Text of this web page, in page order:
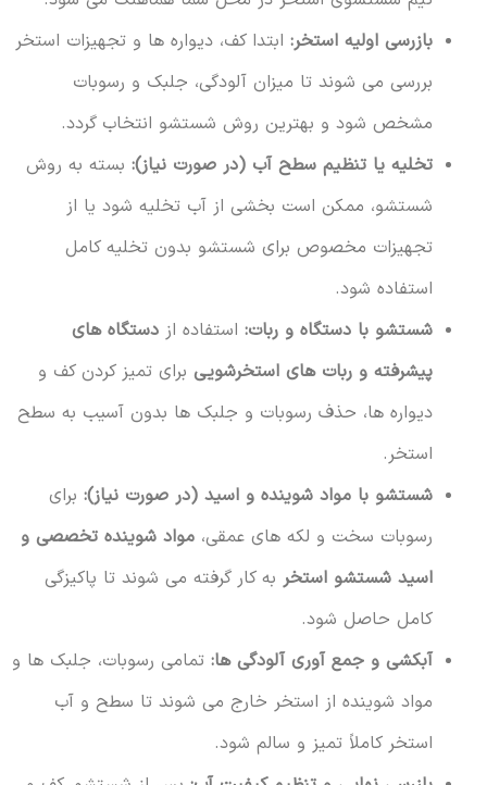
بازرسی اولیه استخر:ابتدا کف، دیواره ها و تجهیزات استخر
بررسی می شوند تا میزان آلودگی، جلبک و رسوبات
مشخص شود و بهترین روش شستشو انتخاب گردد.
تخلیه یا تنظیم سطح آب (در صورت نیاز):بسته به روش
شستشو، ممکن است بخشی از آب تخلیه شود یا از
تجهیزات مخصوص برای شستشو بدون تخلیه کامل
استفاده شود.
شستشو با دستگاه و ربات:استفاده از دستگاه های
پیشرفته و ربات های استخرشوییبرای تمیز کردن کف و
دیواره ها، حذف رسوبات و جلبک ها بدون آسیب به سطح
استخر.
شستشو با مواد شوینده و اسید (در صورت نیاز):برای
رسوبات سخت و لکه های عمقی، مواد شوینده تخصصی و
اسید شستشو استخربه کار گرفته می شوند تا پاکیزگی
کامل حاصل شود.
آبکشی و جمع آوری آلودگی ها:تمامی رسوبات، جلبک ها و
مواد شوینده از استخر خارج می شوند تا سطح و آب
استخر کاملاً تمیز و سالم شود.